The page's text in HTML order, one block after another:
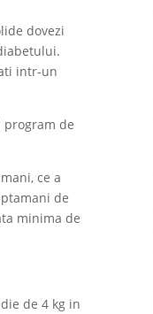
dovezi
intr-un
de
ce a
de
minima de
de 4 kg in